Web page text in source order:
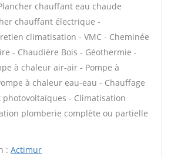
chauffant eau chaude
chauffant électrique -
climatisation - VMC - Cheminée
- Chaudière Bois - Géothermie -
à chaleur air-air - Pompe à
à chaleur eau-eau - Chauffage
photovoltaïques - Climatisation
plomberie complète ou partielle
: Actimur